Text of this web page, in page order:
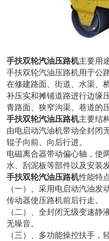
手扶双轮汽油压路机主要用
手扶双轮汽油压路机用于公
在修建路面、街道、水渠、
补压实和摊铺道路进行边缘
青路面、狭窄沟渠、巷道的压
手扶双轮汽油压路机主要结
由电启动汽油机带动全封闭
辊子向前、向后行进。
电磁离合器带动偏心轴，使
水、刮泥板等部件以及安装
手扶双轮汽油压路机性能特
（一）、采用电启动汽油
传动器使压路机前后行走。
（二）、全封闭无级变速静
无噪音。
（三）、多功能操控扶手，